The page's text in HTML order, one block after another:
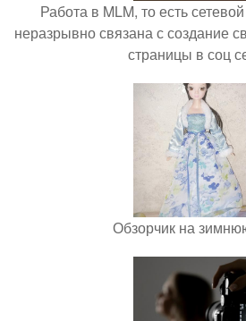
Работа в MLM, то есть
неразрывно связана с создание
страницы в соц
Обзорчик на